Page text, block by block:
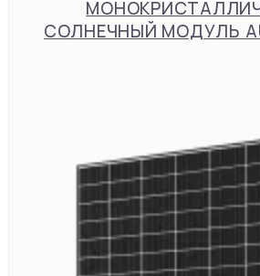
СОЛНЕЧНЫЙ МОДУЛЬ